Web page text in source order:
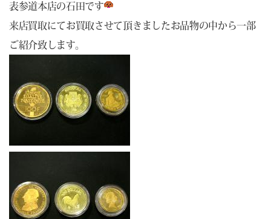
表参道本店の石田です
来店買取にてお買取させて頂きましたお品物の中から一部
ご紹介致します。